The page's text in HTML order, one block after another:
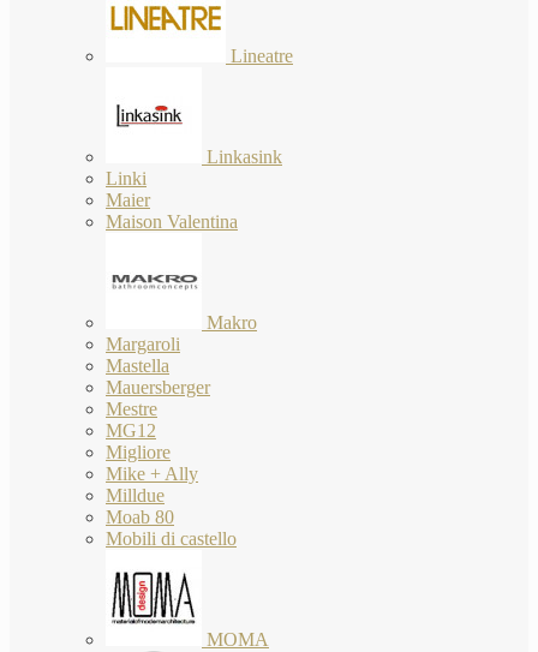
Lineatre
Linkasink
Linki
Maier
Maison Valentina
Makro
Margaroli
Mastella
Mauersberger
Mestre
MG12
Migliore
Mike + Ally
Milldue
Moab 80
Mobili di castello
MOMA